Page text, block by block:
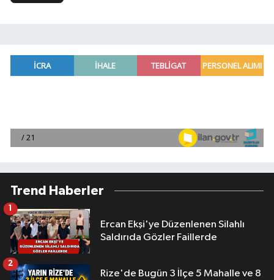
Trend Haberler
Ercan Ekşi'ye Düzenlenen Silahlı
Saldırıda Gözler Faillerde
1
Rize'de Bugün 3 İlçe 5 Mahalle ve 8
2